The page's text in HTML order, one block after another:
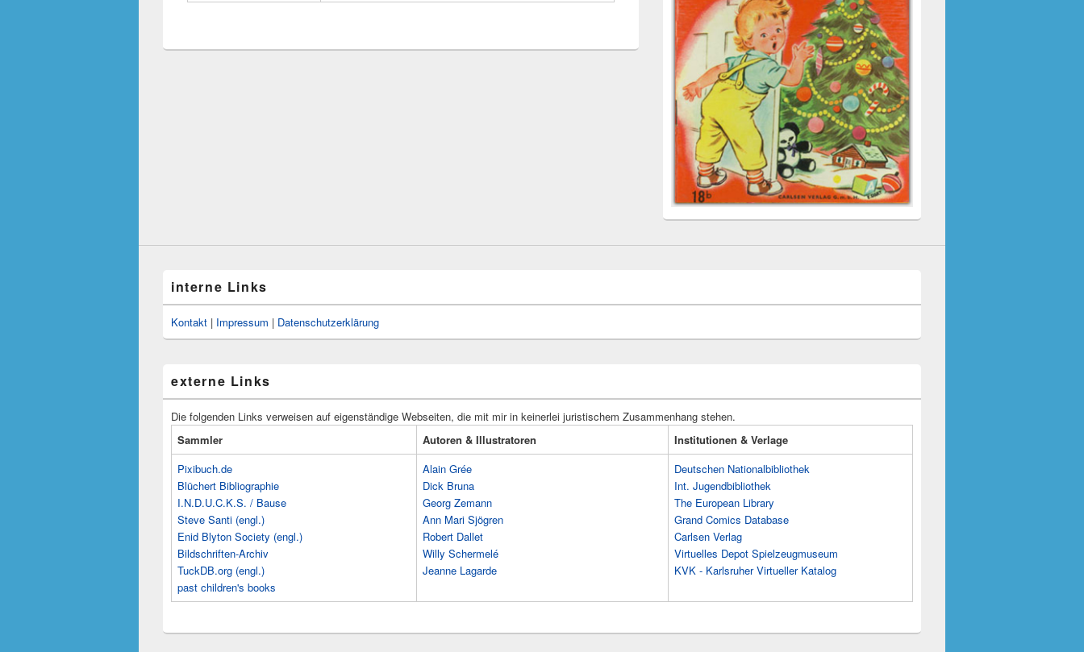
interne Links
Kontakt | Impressum | Datenschutzerklärung
externe Links
Die folgenden Links verweisen auf eigenständige Webseiten, die mit mir in keinerlei juristischem Zusammenhang stehen.
Sammler
Autoren & Illustratoren
Institutionen & Verlage
Pixibuch.de
Blüchert Bibliographie
I.N.D.U.C.K.S. / Bause
Steve Santi (engl.)
Enid Blyton Society (engl.)
Bildschriften-Archiv
TuckDB.org (engl.)
past children's books
Alain Grée
Dick Bruna
Georg Zemann
Ann Mari Sjögren
Robert Dallet
Willy Schermelé
Jeanne Lagarde
Deutschen Nationalbibliothek
Int. Jugendbibliothek
The European Library
Grand Comics Database
Carlsen Verlag
Virtuelles Depot Spielzeugmuseum
KVK - Karlsruher Virtueller Katalog